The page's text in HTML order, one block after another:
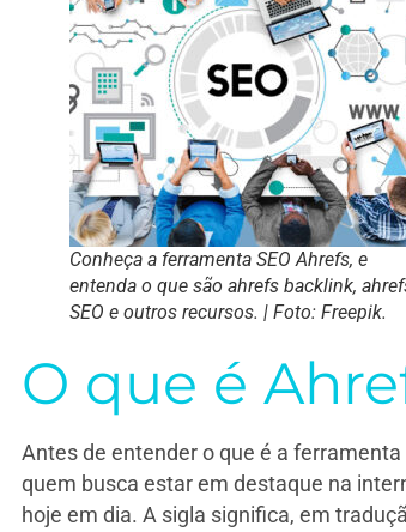
Conheça a ferramenta SEO Ahrefs, e
entenda o que são ahrefs backlink,
SEO e outros recursos. | Foto: Freepik.
O que é
Antes de entender o que é a
quem busca estar em destaque na
hoje em dia. A sigla significa, em